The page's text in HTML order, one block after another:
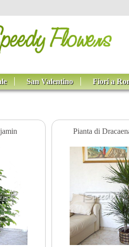
San Valentino Fiori a
Pianta di